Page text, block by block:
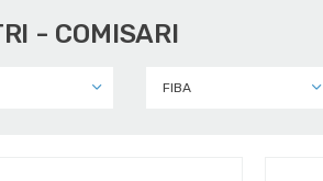
- COMISARI
FIBA